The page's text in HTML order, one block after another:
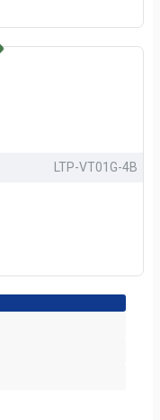
LTP-VT01G-4B